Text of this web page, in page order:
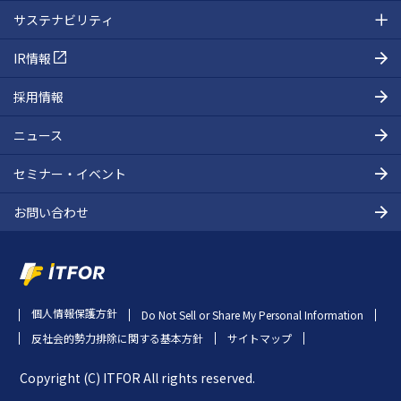
サステナビリティ
IR情報
採用情報
ニュース
セミナー・イベント
お問い合わせ
個人情報保護方針
Do Not Sell or Share My Personal Information
反社会的勢力排除に関する基本方針
サイトマップ
Copyright (C) ITFOR All rights reserved.